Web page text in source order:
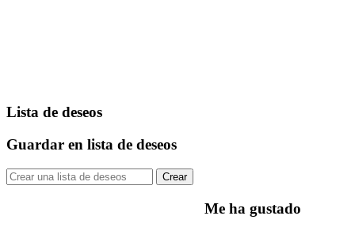
Lista de deseos
Guardar en lista de deseos
Crear
Me ha gustado